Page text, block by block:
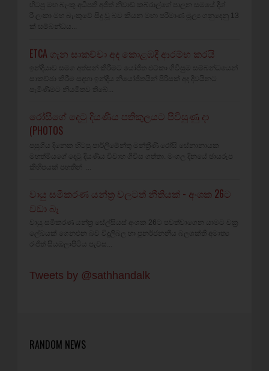
හිටපු මහ බැංකු අධිපති අජිත් නිවාඩ් කබ්රාල්ගේ පාලන සමයේ දීශ්‍
රී ලංකා මහ බැංකුවේ සිදු වූ බව කියන මහා පරිමාණ මූල්‍ය ගනුදෙනු 13
ක් සම්බන්ධය...
ETCA ගැන සාකච්චා අද කොළඹදී ආරම්භ කරයි
ඉන්දියාව සමග අත්සන් කිරීමට යෝජිත එට්කා ගිවිසුම සම්බන්ධයෙන්
සාකච්ඡා කිරීම සඳහා ඉන්දීය නියෝජිතයින් පිරිසක් අද දිවයිනට
පැමිණීමට නියමිතව තිබේ...
රෝසිගේ දෙටු දියණිය පතිකුලයට පිවිසුණු දා
(PHOTOS
පසුගිය දිනෙක හිටපු පාර්ලිමේන්තු මන්ත්‍රීණි රෝසි සේනානායක
මහත්මියගේ දෙටු දියණිය විවාහ ගිවිස ගත්තා. මංගල දිනයේ ඡායරූප
කිහිපයක් පහතින් ...
වායු සමීකරණ යන්ත්‍ර වලටත් නීතියක් - අංශක 26ට
වඩා බෑ
වායු සමීකරණ යන්ත්‍ර සේල්සියස් අංශක 26ට පවත්වාගෙන යාමට චක්‍ර
ලේඛයක් ගෙනඑන බව විදුලිබල හා පුනර්ජනනීය බලශක්ති අමාත්‍ය
රංජිත් සියඹලාපිටිය පැවස...
Tweets by @sathhandalk
RANDOM NEWS